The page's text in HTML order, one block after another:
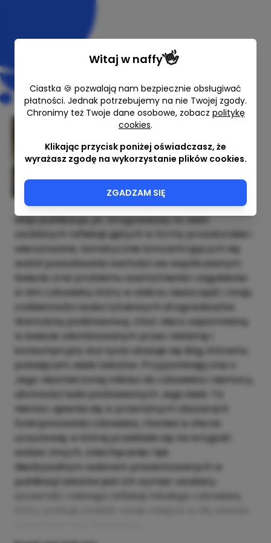
Kamila Sokalska
23,00 zł
Moja publikacja, pt. Drogowskazy to zbiór
osobistych refleksji ujętych w formy prozatorskie i
wierszowane, tematycznie koncentrujących się
wokół poszukiwania wartości we współczesnym
świecie oraz problemu osamotnienia i zagubienia
w nim człowieka, który w obliczu nieszczęść i znoju
codzienności szuka tytułowych drogowskazów.
Wartością podstawową, choć nieco zapomnianą
w świecie zdominowanym przez reklamę i
konsumpcyjny styl życia okazuje się Bóg, któremu
poświęcam wiele tekstów. Przypominają one o
Jego niezmierzonej miłości do człowieka i niemocy,
ułomności ludzi pozbawionych Jego łaski. Ta
niemoc ujawnia się w przeróżnych obszarach
funkcjonowania człowieka, również w sferze
uczuciowej, w której przekłada się na wrogość
wobec innych, zniechęcenie i lęk.
Niezbywalnym walorem prezentowanych w
publikacji tekstów jest ich wymiar osobisty:
szczerość i odwaga refleksji młodego człowieka,
Witaj w naffy👋
Ciastka 🍪 pozwalają nam bezpiecznie obsługiwać
płatności. Jednak potrzebujemy na nie Twojej zgody.
Chronimy też Twoje dane osobowe, zobacz politykę
cookies.
Klikając przycisk poniżej oświadczasz, że
wyrażasz zgodę na wykorzystanie plików cookies.
ZGADZAM SIĘ